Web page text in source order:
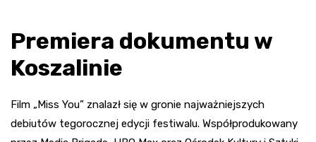
Premiera dokumentu w
Koszalinie
Film „Miss You” znalazł się w gronie najważniejszych
debiutów tegorocznej edycji festiwalu. Współprodukowany